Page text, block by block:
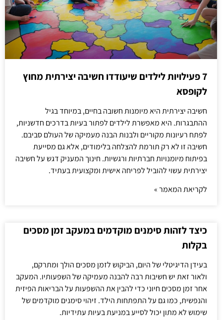
7 פעילויות לילדים שיעודדו חשיבה יצירתית מחוץ
לקופסא
חשיבה יצירתית היא מיומנות חשובה בחיים, במיוחד בגיל
ההתבגרות. היא מאפשרת לילדים לפתור בעיות בדרכים חדשניות,
לפתח רעיונות מקוריים ולבנות הבנה מעמיקה של העולם סביבם.
חשיבה זו לא רק תורמת להצלחה בלימודים, אלא גם מסייעת
בפיתוח מיומנויות חברתיות ורגשיות. חינוך המעניק דגש על חשיבה
יצירתית עשוי להוביל לפריחה אישית ומקצועית בעתיד.
לקריאת המאמר »
כיצד לזהות סימנים מוקדמים במעקב זמן מסכים
בקלות
בעידן הדיגיטלי של היום, הביקוש לזמן מסכים הולך ומתרקם,
ולאור זאת יש חשיבות רבה להבנה מעמיקה של השפעותיו. המעקב
אחר זמן מסכים חיוני כדי להבין את ההשפעות על הבריאות הפיזית
והנפשית, כמו גם על התפתחות הילד. זיהוי סימנים מוקדמים של
שימוש לא מתון יכול לסייע במניעת בעיות עתידיות.